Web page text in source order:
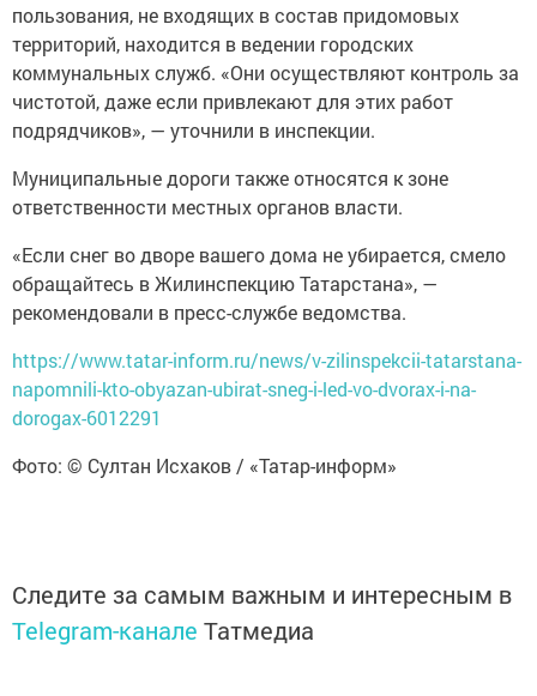
пользования, не входящих в состав придомовых
территорий, находится в ведении городских
коммунальных служб. «Они осуществляют контроль за
чистотой, даже если привлекают для этих работ
подрядчиков», — уточнили в инспекции.
Муниципальные дороги также относятся к зоне
ответственности местных органов власти.
«Если снег во дворе вашего дома не убирается, смело
обращайтесь в Жилинспекцию Татарстана», —
рекомендовали в пресс-службе ведомства.
https://www.tatar-inform.ru/news/v-zilinspekcii-tatarstana-
napomnili-kto-obyazan-ubirat-sneg-i-led-vo-dvorax-i-na-
dorogax-6012291
Фото: © Султан Исхаков / «Татар-информ»
Следите за самым важным и интересным в
Telegram-канале Татмедиа